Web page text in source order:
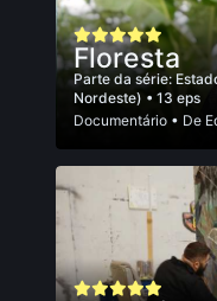
Floresta
Parte da série:
Nordeste) • 13 eps
Documentário • De